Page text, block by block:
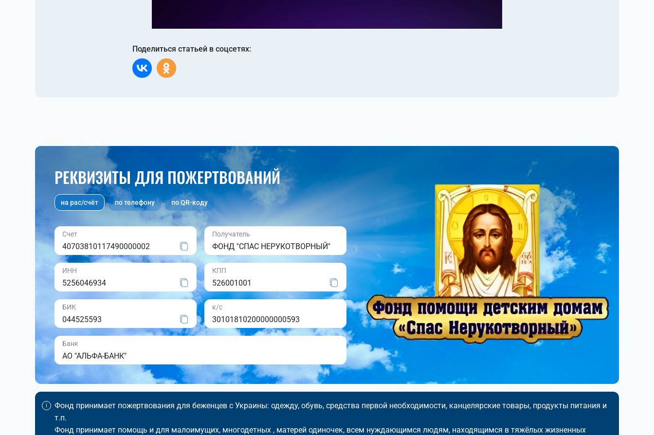
Поделиться статьей в соцсетях:
РЕКВИЗИТЫ ДЛЯ ПОЖЕРТВОВАНИЙ
на рас/счёт по телефону по QR-коду
Счет
40703810117490000002
Получатель
ФОНД "СПАС НЕРУКОТВОРНЫЙ"
ИНН
5256046934
КПП
526001001
БИК
044525593
к/с
30101810200000000593
Банк
АО "АЛЬФА-БАНК"
Фонд принимает пожертвования для беженцев с Украины: одежду, обувь, средства первой необходимости, канцелярские товары, продукты питания и
т.п.
Фонд принимает помощь и для малоимущих, многодетных , матерей одиночек, всем нуждающимся людям, находящимся в тяжёлых жизненных